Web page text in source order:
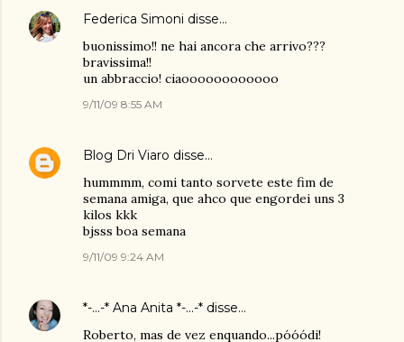
Federica Simoni disse…
buonissimo!! ne hai ancora che arrivo???
bravissima!!
un abbraccio! ciaoooooooooooo
9/11/09 8:55 AM
Blog Dri Viaro disse…
hummmm, comi tanto sorvete este fim de
semana amiga, que ahco que engordei uns 3
kilos kkk
bjsss boa semana
9/11/09 9:24 AM
*-...-* Ana Anita *-...-* disse…
Roberto, mas de vez enquando...póóódi!